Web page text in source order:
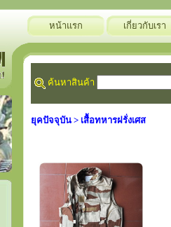
หน้าแรก เกี่ยวกับเรา
ค้นหาสินค้า
ยุคปัจจุบัน > เสื้อทหารฝรั่งเศส